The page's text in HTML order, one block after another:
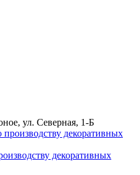
ул. Северная, 1-Б
декоративных